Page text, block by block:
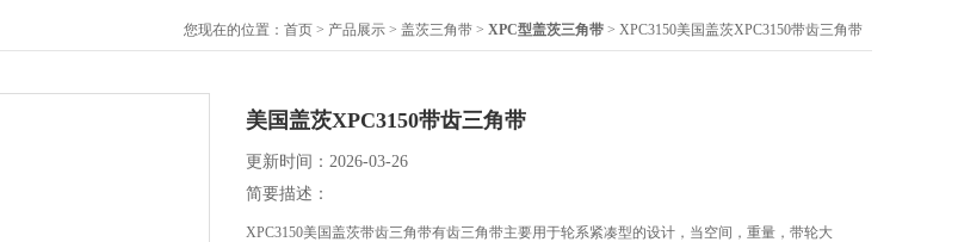
您现在的位置： 首页 > 产品展示 > 盖茨三角带 > XPC型盖茨三角带 > XPC3150美国盖茨XPC3150带齿三角带
美国盖茨XPC3150带齿三角带
更新时间：2026-03-26
简要描述：
XPC3150美国盖茨带齿三角带有齿三角带主要用于轮系紧凑型的设计，当空间，重量，带轮大